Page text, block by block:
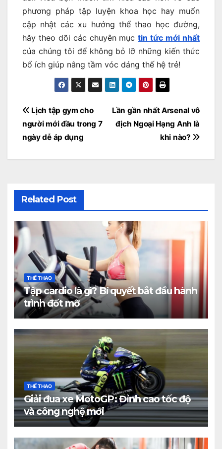
phương pháp tập luyện khoa học hay muốn
cập nhật các xu hướng thể thao học đường,
hãy theo dõi các chuyên mụctin tức mới nhất
của chúng tôi để không bỏ lỡ những kiến thức
bổ ích giúp nâng tầm vóc dáng thế hệ trẻ!
Điều
hướng
bài
viết
Lần gần nhất Arsenal vô
địch Ngoại Hạng Anh là
khi nào?
Lịch tập gym cho
người mới đầu trong 7
ngày dễ áp dụng
Related Post
THỂ THAO
Tập cardio là gì? Bí quyết bắt đầu hành
trình đốt mỡ
THỂ THAO
Giải đua xe MotoGP: Đỉnh cao tốc độ
và công nghệ mới